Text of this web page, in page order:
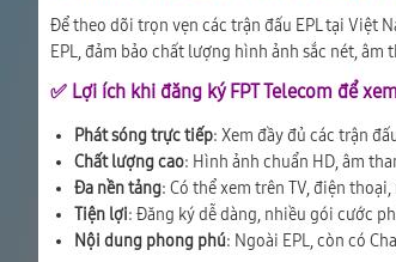
Để theo dõi trọn vẹn các trận đấu EPL tại Việt
EPL, đảm bảo chất lượng hình ảnh sắc nét,
✅ Lợi ích khi đăng ký FPT Telecom để
Phát sóng trực tiếp: Xem đầy đủ các trận
Chất lượng cao: Hình ảnh chuẩn HD, âm
Đa nền tảng: Có thể xem trên TV, điện
Tiện lợi: Đăng ký dễ dàng, nhiều gói cước
Nội dung phong phú: Ngoài EPL, còn có